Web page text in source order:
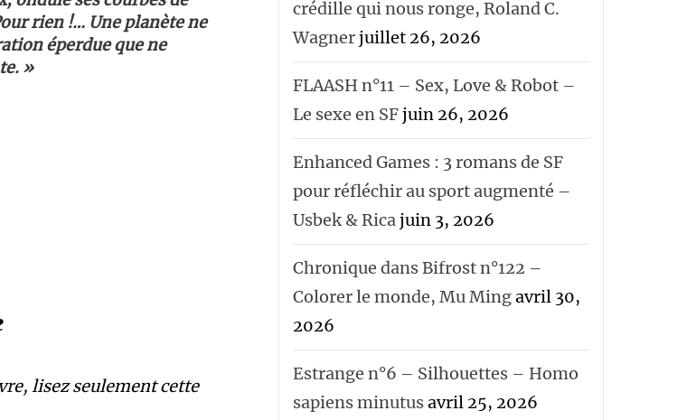
rien !… Une planète ne
éperdue que ne
»
lisez seulement cette
crédille qui nous ronge, Roland C.
Wagnerjuillet 26, 2026
FLAASH n°11 – Sex, Love & Robot –
Le sexe en SFjuin 26, 2026
Enhanced Games : 3 romans de SF
pour réfléchir au sport augmenté –
Usbek & Ricajuin 3, 2026
Chronique dans Bifrost n°122 –
Colorer le monde, Mu Mingavril 30,
2026
Estrange n°6 – Silhouettes – Homo
sapiens minutusavril 25, 2026